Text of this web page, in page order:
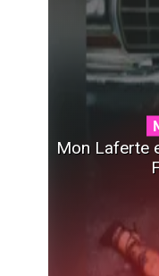
Mon Laferte